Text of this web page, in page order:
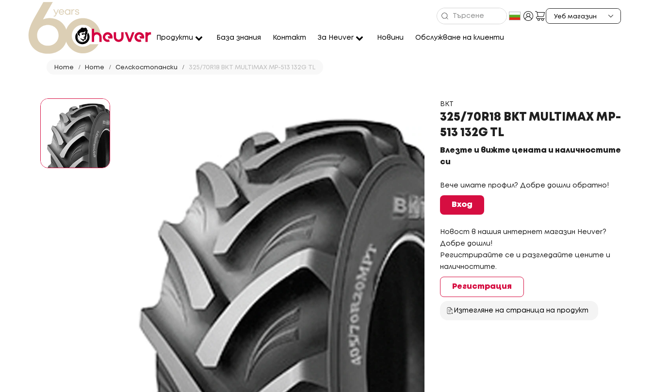
Продукти База знания Контакт За Heuver Новини Обслужване на клиенти
Home Home Селскостопански 325/70R18 BKT MULTIMAX MP-513 132G TL
BKT
325/70R18 BKT MULTIMAX MP-
513 132G TL
Влезте и вижте цената и наличностите
си
Вече имате профил? Добре дошли обратно!
Вход
Новост в нашия интернет магазин Heuver?
Добре дошли!
Регистрирайте се и разгледайте цените и
наличностите.
Регистрация
Изтегляне на страница на продукт